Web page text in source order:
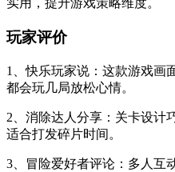
实用，提升游戏策略维度。
玩家评价
1、快乐玩家说：这款游戏画
都会玩几局放松心情。
2、消除达人分享：关卡设计
适合打发碎片时间。
3、冒险爱好者评论：多人互